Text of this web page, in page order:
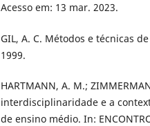
Acesso em: 13 mar. 2023.
GIL, A. C. Métodos e técnicas
1999.
HARTMANN, A. M.;
interdisciplinaridade e a
de ensino médio. In: